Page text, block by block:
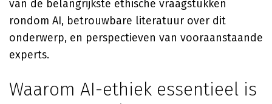
van de belangrijkste ethische vraagstukken
rondom AI, betrouwbare literatuur over dit
onderwerp, en perspectieven van vooraanstaande
experts.
Waarom AI-ethiek essentieel is